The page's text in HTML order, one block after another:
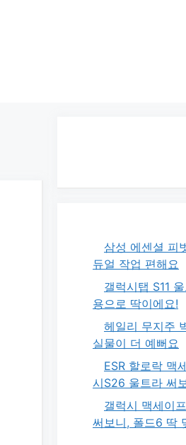
삼성 에센셜 피
듀얼 작업 편해요
갤럭시탭 S11
용으로 딱이에요!
헤일리 무지주
실물이 더 예뻐요
ESR 할로락 맥
시S26 울트라 써
갤럭시 맥세이
써보니, 폴드6 딱